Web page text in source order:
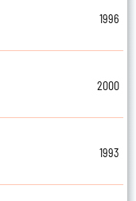
1996
2000
1993